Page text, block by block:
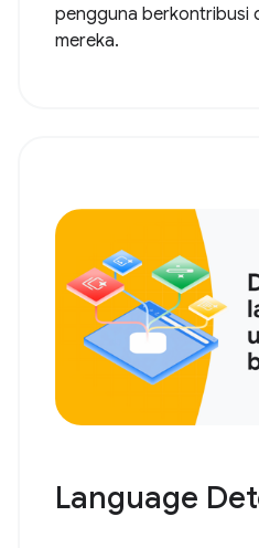
pengguna berkontribusi
mereka.
Language